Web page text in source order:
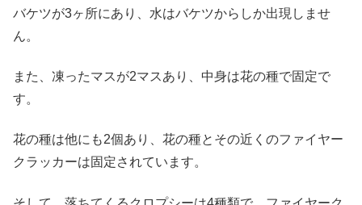
バケツが3ヶ所にあり、水はバケツからしか出現しませ
ん。
また、凍ったマスが2マスあり、中身は花の種で固定で
す。
花の種は他にも2個あり、花の種とその近くのファイヤー
クラッカーは固定されています。